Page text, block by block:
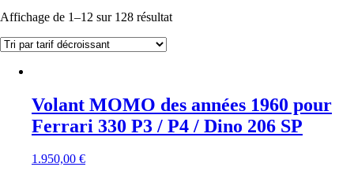
Affichage de 1–12 sur 128 résultatTrié
Volant MOMO des années 1960 pour
Ferrari 330 P3 / P4 / Dino 206 SP
1.950,00 €